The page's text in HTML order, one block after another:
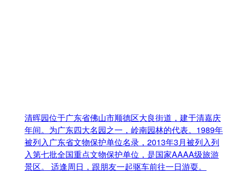
清晖园位于广东省佛山市顺德区大良街道，建于清嘉庆
年间。为广东四大名园之一，岭南园林的代表。1989年
被列入广东省文物保护单位名录，2013年3月被列入列
入第七批全国重点文物保护单位，是国家AAAA级旅游
景区。 适逢周日，跟朋友一起驱车前往一日游耍。